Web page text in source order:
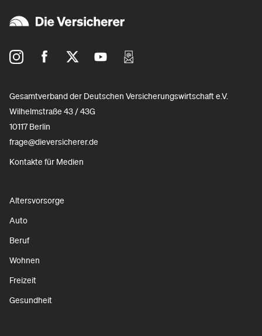
Gesamtverband der Deutschen Versicherungswirtschaft e.V.
Wilhelmstraße 43 / 43G
10117 Berlin
frage@dieversicherer.de
Kontakte für Medien
Altersvorsorge
Auto
Beruf
Wohnen
Freizeit
Gesundheit